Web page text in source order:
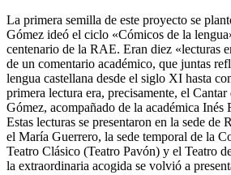
La primera semilla de este proyecto se
Gómez ideó el ciclo «Cómicos de la
centenario de la RAE. Eran diez «lecturas
de un comentario académico, que juntas
lengua castellana desde el siglo XI hasta
primera lectura era, precisamente, el
Gómez, acompañado de la académica Inés
Estas lecturas se presentaron en la sede de
el María Guerrero, la sede temporal de la
Teatro Clásico (Teatro Pavón) y el Teatro
la extraordinaria acogida se volvió a